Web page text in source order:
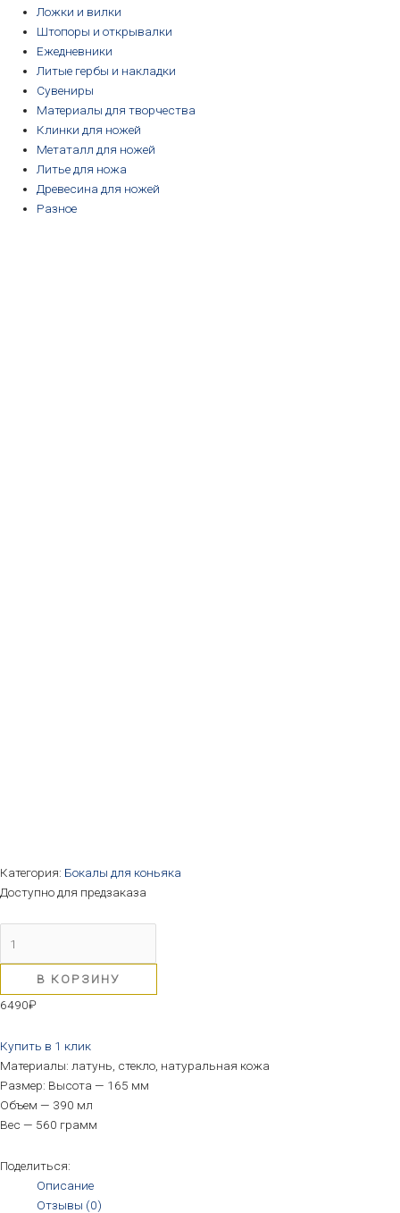
Ложки и вилки
Штопоры и открывалки
Ежедневники
Литые гербы и накладки
Сувениры
Материалы для творчества
Клинки для ножей
Метаталл для ножей
Литье для ножа
Древесина для ножей
Разное
Категория: Бокалы для коньяка
Доступно для предзаказа
В КОРЗИНУ
6490₽
Купить в 1 клик
Материалы: латунь, стекло, натуральная кожа
Размер: Высота — 165 мм
Объем — 390 мл
Вес — 560 грамм
Поделиться:
Описание
Отзывы (0)